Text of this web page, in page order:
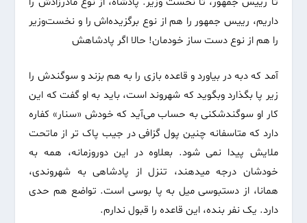
داریم، رییس جمهور را هم از نوع برگزیده‌اش را و نخست‌وزیر
را هم از نوع دست ساز خودمان‌! حالا اگر پادشاهش
آمد که دبه در بیاورد و قاعده بازی را به هم بزند و سوگندش را
زیر پا بگذارد وبگوید که شهروند است‌، باید به او گفت که این
کار او سوگند‌شکنی به حساب می‌آید که خودش «سنار» کفاره
دارد که متاسفانه چنین پول گزافی در جیب پاک تر از ماتحت
ملایش پیدا نمی شود. بعلاوه در این دوروزمانه، همه به
خودشان درجه میدهند، تنزل از پادشاهی به شهروندی،
همانا‌، از دستبوسی میل به پا بوسی است. تواضع هم حد‌ی
دارد. یک نفر بنده‌، این قاعده را قبول ندارم.